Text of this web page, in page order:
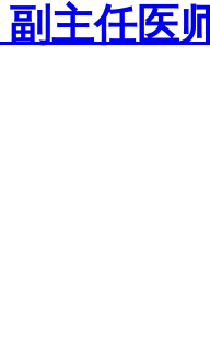
副主任医